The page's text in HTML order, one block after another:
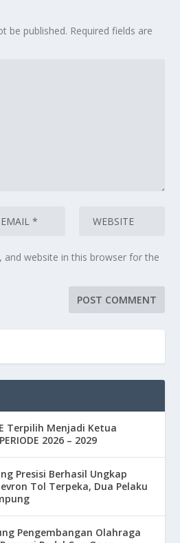
be published. Required fields are
and website in this browser for the
Terpilih Menjadi Ketua
2026 – 2029
Presisi Berhasil Ungkap
Tol Terpeka, Dua Pelaku
Pengembangan Olahraga